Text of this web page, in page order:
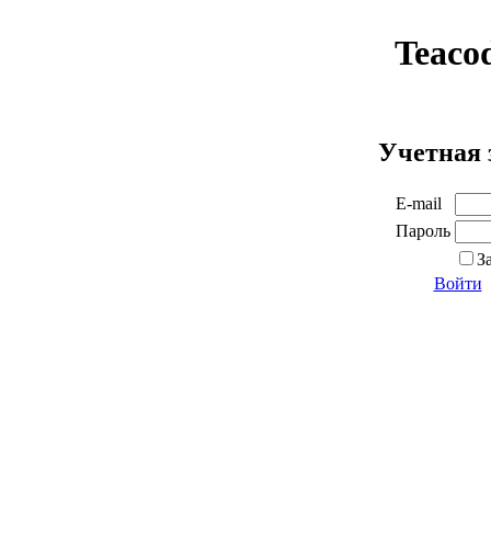
Учетная
E-mail
Пароль
Войти